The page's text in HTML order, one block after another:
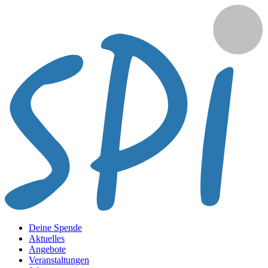
Deine Spende
Aktuelles
Angebote
Veranstaltungen